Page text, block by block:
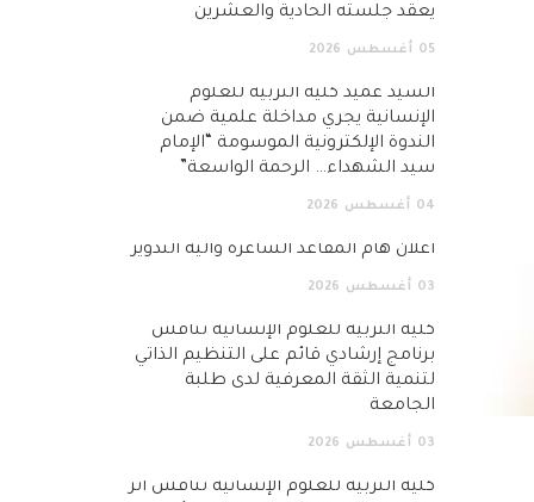
يعقد جلسته الحادية والعشرين
05 أغسطس 2026
السيد عميد كلية التربية للعلوم
الإنسانية يجري مداخلة علمية ضمن
الندوة الإلكترونية الموسومة “الإمام
سيد الشهداء… الرحمة الواسعة”
04 أغسطس 2026
اعلان هام المقاعد الشاغرة وآلية التدوير
03 أغسطس 2026
كلية التربية للعلوم الإنسانية تناقش
برنامج إرشادي قائم على التنظيم الذاتي
لتنمية الثقة المعرفية لدى طلبة
الجامعة
03 أغسطس 2026
كلية التربية للعلوم الإنسانية تناقش أثر